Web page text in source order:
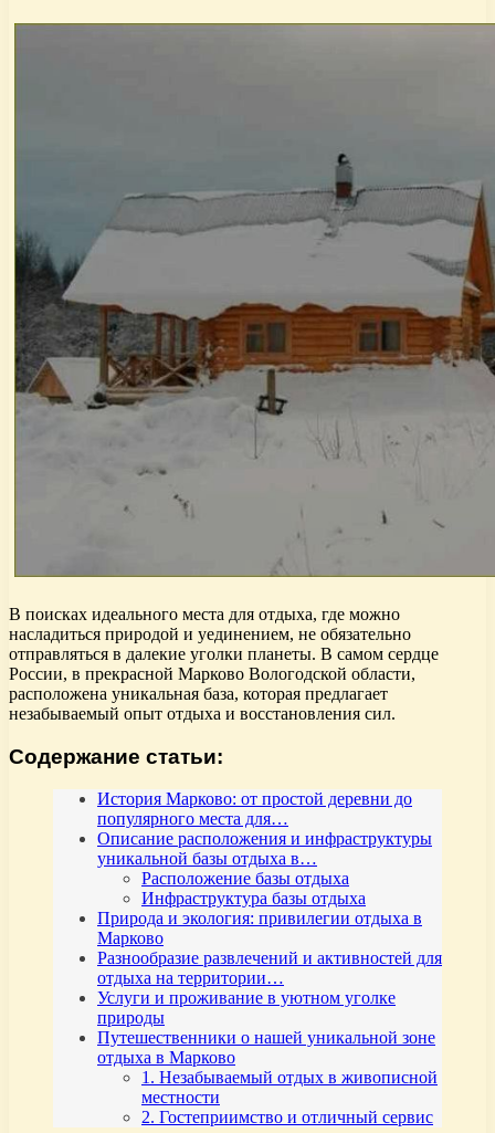
В поисках идеального места для отдыха, где можно
насладиться природой и уединением, не обязательно
отправляться в далекие уголки планеты. В самом сердце
России, в прекрасной Марково Вологодской области,
расположена уникальная база, которая предлагает
незабываемый опыт отдыха и восстановления сил.
Содержание статьи:
История Марково: от простой деревни до
популярного места для…
Описание расположения и инфраструктуры
уникальной базы отдыха в…
Расположение базы отдыха
Инфраструктура базы отдыха
Природа и экология: привилегии отдыха в
Марково
Разнообразие развлечений и активностей для
отдыха на территории…
Услуги и проживание в уютном уголке
природы
Путешественники о нашей уникальной зоне
отдыха в Марково
1. Незабываемый отдых в живописной
местности
2. Гостеприимство и отличный сервис